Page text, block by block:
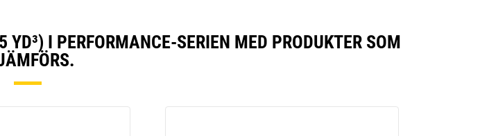
I PERFORMANCE-SERIEN MED PRODUKTER SOM